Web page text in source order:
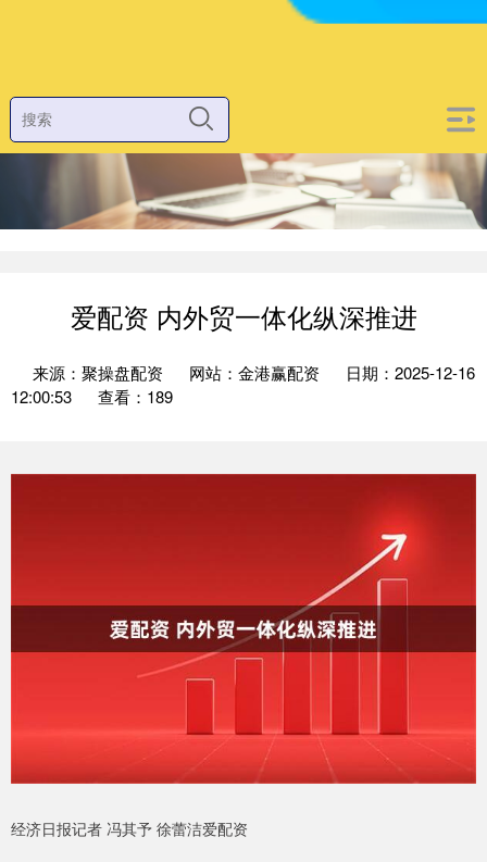
爱配资 内外贸一体化纵深推进
来源：聚操盘配资 网站：金港赢配资
日期：2025-12-16
12:00:53
查看：189
经济日报记者 冯其予 徐蕾洁爱配资